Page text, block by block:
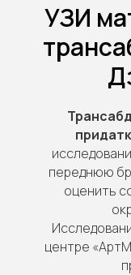
УЗИ
переднюю
оценить
центре